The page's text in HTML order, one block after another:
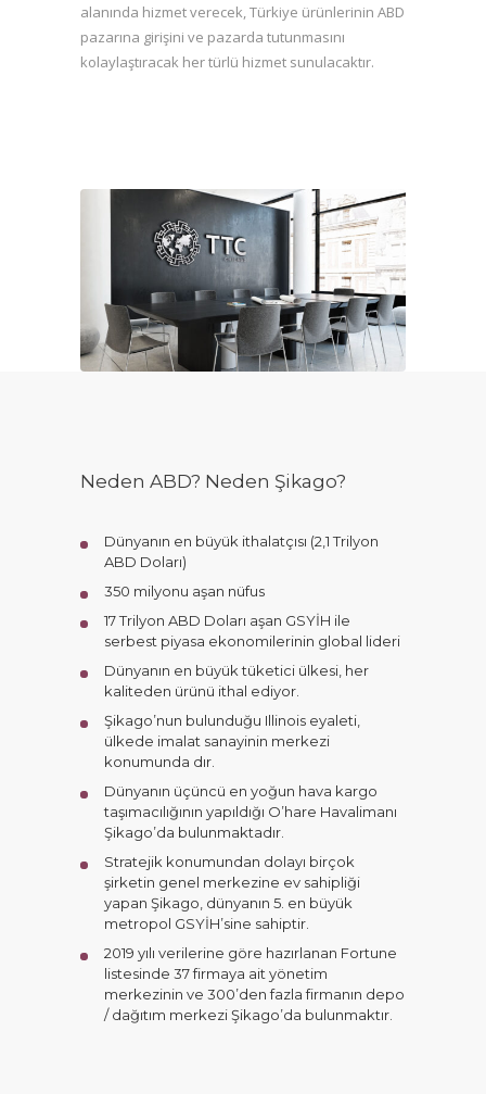
alanında hizmet verecek, Türkiye ürünlerinin ABD
pazarına girişini ve pazarda tutunmasını
kolaylaştıracak her türlü hizmet sunulacaktır.
Neden ABD? Neden Şikago?
Dünyanın en büyük ithalatçısı (2,1 Trilyon
ABD Doları)
350 milyonu aşan nüfus
17 Trilyon ABD Doları aşan GSYİH ile
serbest piyasa ekonomilerinin global lideri
Dünyanın en büyük tüketici ülkesi, her
kaliteden ürünü ithal ediyor.
Şikago’nun bulunduğu Illinois eyaleti,
ülkede imalat sanayinin merkezi
konumunda dır.
Dünyanın üçüncü en yoğun hava kargo
taşımacılığının yapıldığı O’hare Havalimanı
Şikago’da bulunmaktadır.
Stratejik konumundan dolayı birçok
şirketin genel merkezine ev sahipliği
yapan Şikago, dünyanın 5. en büyük
metropol GSYİH’sine sahiptir.
2019 yılı verilerine göre hazırlanan Fortune
listesinde 37 firmaya ait yönetim
merkezinin ve 300’den fazla firmanın depo
/ dağıtım merkezi Şikago’da bulunmaktır.